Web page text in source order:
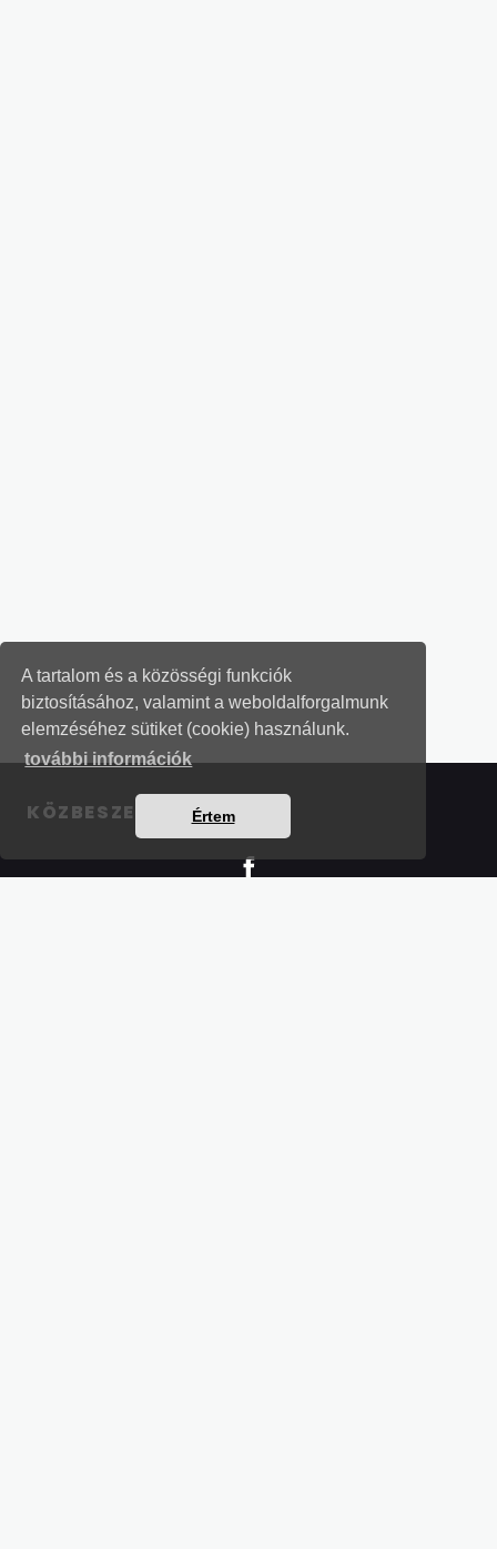
A tartalom és a közösségi funkciók
biztosításához, valamint a weboldalforgalmunk
elemzéséhez sütiket (cookie) használunk.
további információk
Értem
KÖZBESZERZÉSI LEVELEK